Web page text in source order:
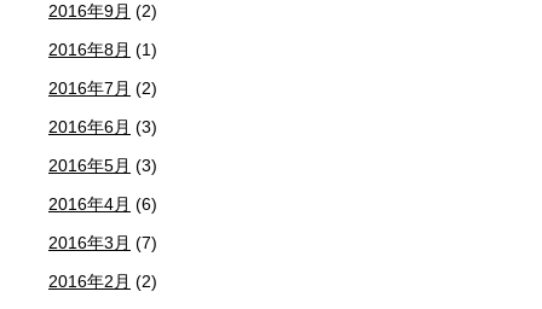
2016年9月 (2)
2016年8月 (1)
2016年7月 (2)
2016年6月 (3)
2016年5月 (3)
2016年4月 (6)
2016年3月 (7)
2016年2月 (2)